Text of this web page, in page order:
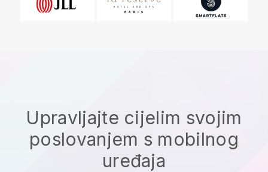
Upravljajte cijelim svojim
poslovanjem s mobilnog
uređaja